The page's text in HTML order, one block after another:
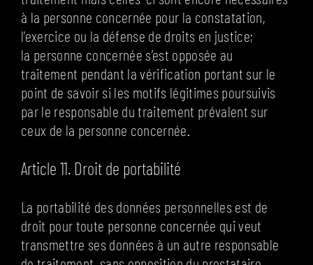
à la personne concernée pour la constatation,
l’exercice ou la défense de droits en justice;
la personne concernée s’est opposée au
traitement pendant la vérification portant sur le
point de savoir si les motifs légitimes poursuivis
par le responsable du traitement prévalent sur
ceux de la personne concernée.
Article 11. Droit de portabilité
La portabilité des données personnelles est de
droit pour toute personne concernée qui veut
transmettre ses données à un autre responsable